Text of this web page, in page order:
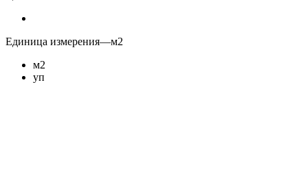
Единица измерения—м2
м2
уп